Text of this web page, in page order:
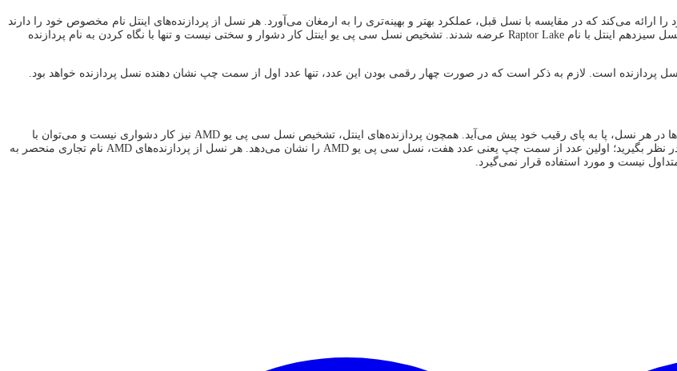
را ارائه می‌کند که در مقایسه با نسل قبل، عملکرد بهتر و بهینه‌تری را به ارمغان می‌آورد. هر نسل از پردازنده‌های اینتل نام مخصوص خود را دارند
و به این صورت می‌توان نسل‌ها را از یکدیگر تفکیک نمود؛ به عنوان مثال پردازنده‌های نسل سیزدهم اینتل با نام Raptor Lake عرضه شدند. تشخیص نسل سی پی یو اینتل کار دشوار و سختی نیست و تنها با نگاه کردن به نام پردازنده
تفاوت پردازنده اینتل و AMD با ارائه سی پی یو‌های جدید و بهبود عملکرد و امکانات آن‌ها در هر نسل، پا به پای رقیب خود پیش می‌آید. همچون پردازنده‌های اینتل، تشخیص نسل سی پی یو AMD نیز کار دشواری نیست و می‌توان با
مشاهده نام پردازند، متوجه نسل آن شد. به عنوان مثال سی پی یو Ryzen 9 7950X را در نظر بگیرید؛ اولین عدد از سمت چپ یعنی عدد هفت، نسل سی پی یو AMD را نشان می‌دهد. هر نسل از پردازنده‌های AMD نام تجاری منحصر به
نیست و مورد استفاده قرار نمی‌گیرد.